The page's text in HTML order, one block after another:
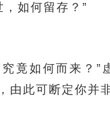
如何留存？”
竟如何而来？”
由此可断定你并